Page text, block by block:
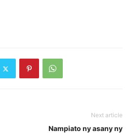
Next article
Nampiato ny asany ny